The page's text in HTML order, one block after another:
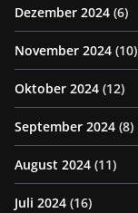
Dezember 2024 (6)
November 2024 (10)
Oktober 2024 (12)
September 2024 (8)
August 2024 (11)
Juli 2024 (16)